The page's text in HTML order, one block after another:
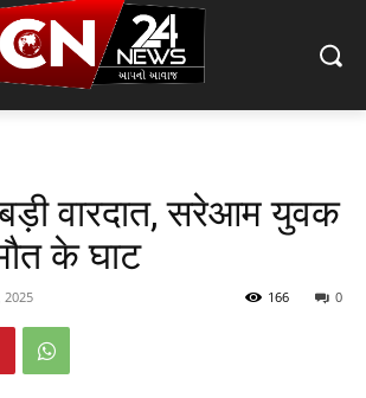
वारदात, सरेआम युवक
के घाट
2025 0
166